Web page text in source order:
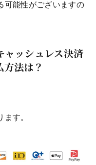
可能性がございますの
ャッシュレス決済
法は？
す。